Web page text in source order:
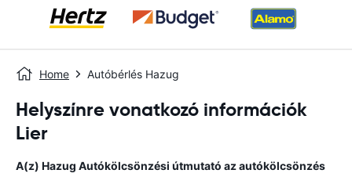
Home Autóbérlés Hazug
Helyszínre vonatkozó információk
Lier
A(z) Hazug Autókölcsönzési útmutató az autókölcsönzés